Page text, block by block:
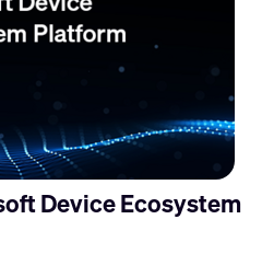
Device Ecosystem